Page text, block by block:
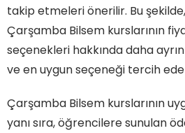
takip etmeleri önerilir. Bu
Çarşamba Bilsem kurslarının
seçenekleri hakkında daha
ve en uygun seçeneği tercih
Çarşamba Bilsem kurslarının
yanı sıra, öğrencilere sunulan